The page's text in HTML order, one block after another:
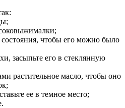
чтобы его можно было
засыпьте его в стеклянную
растительное масло, чтобы оно
ее в темное место;